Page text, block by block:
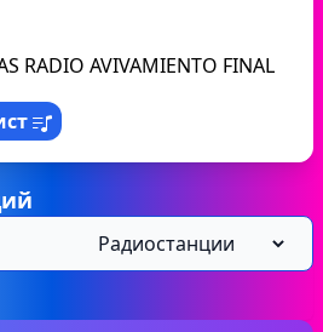
RADIO AVIVAMIENTO FINAL